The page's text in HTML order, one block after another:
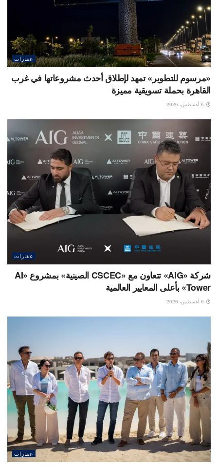
عقارات
«مرسوم للتطوير» تمهد لإطلاق أحدث مشروعاتها في غرب
القاهرة بحملة تسويقية مميزة
عقارات
شركة «AIG» تتعاون مع «CSCEC الصينية» بمشروع «AI
Tower» بأعلى المعايير العالمية
عقارات